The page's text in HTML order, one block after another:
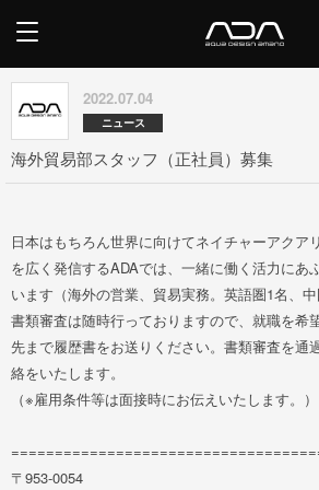
2022.07.04
ニュース
海外貿易部スタッフ（正社員）募集
日本はもちろん世界に向けてネイチャーアクア
を広く発信するADAでは、一緒に働く活力にあ
います（海外の営業、貿易実務。英語圏1名、中
書類審査は随時行っておりますので、就職を希
先まで履歴書をお送りください。書類審査を通
絡をいたします。
（※雇用条件等は面接時にお伝えいたします。）
〒953-0054